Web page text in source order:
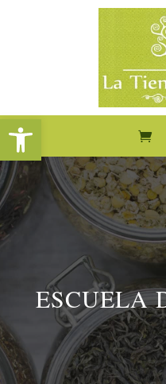
Abrir barra de
ESCUELA